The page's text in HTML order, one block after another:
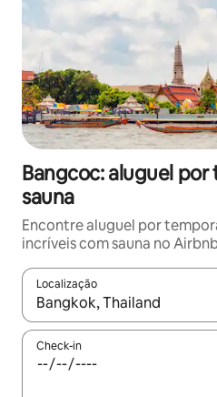
Bangcoc: aluguel
sauna
Encontre aluguel por
incríveis com sauna no
Localização
Quando os resultados
Check-in